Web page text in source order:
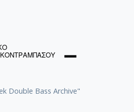
Double Bass Archive"